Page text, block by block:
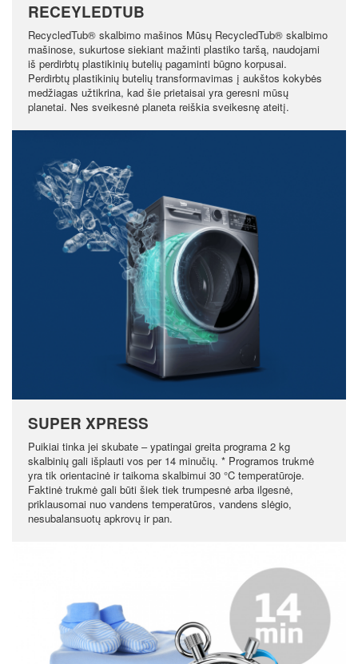
RECEYLEDTUB
RecycledTub® skalbimo mašinos Mūsų RecycledTub® skalbimo
mašinose, sukurtose siekiant mažinti plastiko taršą, naudojami
iš perdirbtų plastikinių butelių pagaminti būgno korpusai.
Perdirbtų plastikinių butelių transformavimas į aukštos kokybės
medžiagas užtikrina, kad šie prietaisai yra geresni mūsų
planetai. Nes sveikesnė planeta reiškia sveikesnę ateitį.
SUPER XPRESS
Puikiai tinka jei skubate – ypatingai greita programa 2 kg
skalbinių gali išplauti vos per 14 minučių. * Programos trukmė
yra tik orientacinė ir taikoma skalbimui 30 °C temperatūroje.
Faktinė trukmė gali būti šiek tiek trumpesnė arba ilgesnė,
priklausomai nuo vandens temperatūros, vandens slėgio,
nesubalansuotų apkrovų ir pan.